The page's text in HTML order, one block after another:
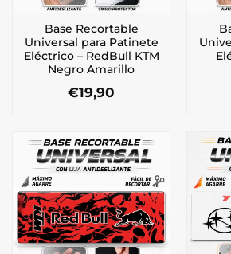
Base Recortable
Universal para Patinete
Eléctrico – RedBull KTM
Negro Amarillo
€19,90